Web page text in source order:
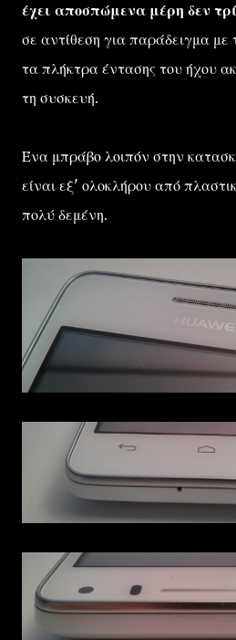
έχει αποσπώμενα μέρη δεν
σε αντίθεση για παράδειγμα με
τα πλήκτρα έντασης του ήχου
τη συσκευή.
Ένα μπράβο λοιπόν στην
είναι εξ' ολοκλήρου από
πολύ δεμένη.